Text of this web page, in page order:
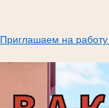
Приглашаем на работу